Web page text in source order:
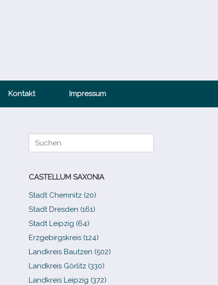
Kontakt Impressum
Suche
nach:
CASTELLUM SAXONIA
Stadt Chemnitz (20)
Stadt Dresden (161)
Stadt Leipzig (64)
Erzgebirgskreis (124)
Landkreis Bautzen (502)
Landkreis Görlitz (330)
Landkreis Leipzig (372)